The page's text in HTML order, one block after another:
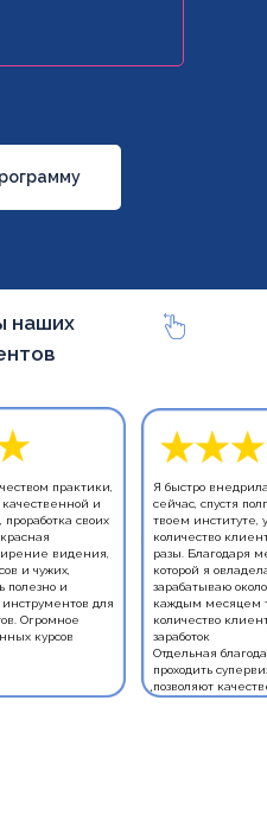
наших
практики,
и
проработка своих
видения,
и чужих,
полезно и
для
Огромное
курсов
Я быстро
сейчас, спустя
твоем институте,
количество
разы. Благодаря
которой я
зарабатываю
каждым месяцем
количество
заработок
Отдельная
проходить
позволяют